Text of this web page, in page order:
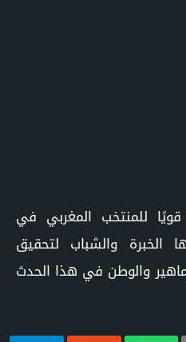
للمنتخب المغربي في
الخبرة والشباب لتحقيق
والوطن في هذا الحدث